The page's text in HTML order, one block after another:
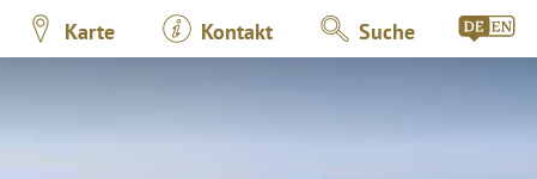
Karte Kontakt Suche